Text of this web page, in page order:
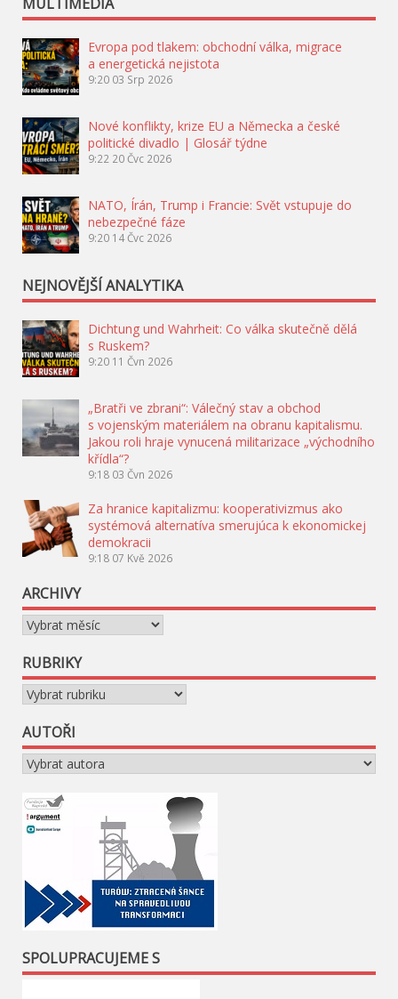
MULTIMÉDIA
Evropa pod tlakem: obchodní válka, migrace
a energetická nejistota
9:20 03 Srp 2026
Nové konflikty, krize EU a Německa a české
politické divadlo | Glosář týdne
9:22 20 Čvc 2026
NATO, Írán, Trump i Francie: Svět vstupuje do
nebezpečné fáze
9:20 14 Čvc 2026
NEJNOVĚJŠÍ ANALYTIKA
Dichtung und Wahrheit: Co válka skutečně dělá
s Ruskem?
9:20 11 Čvn 2026
„Bratři ve zbrani“: Válečný stav a obchod
s vojenským materiálem na obranu kapitalismu.
Jakou roli hraje vynucená militarizace „východního
křídla“?
9:18 03 Čvn 2026
Za hranice kapitalizmu: kooperativizmus ako
systémová alternatíva smerujúca k ekonomickej
demokracii
9:18 07 Kvě 2026
ARCHIVY
Archivy
RUBRIKY
Rubriky
AUTOŘI
SPOLUPRACUJEME S